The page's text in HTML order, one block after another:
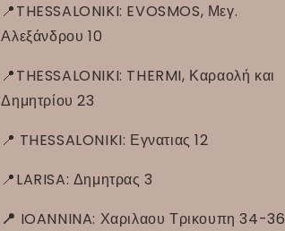
📍THESSALONIKI: EVOSMOS, Μεγ.
Αλεξάνδρου 10
📍THESSALONIKI: THERMI, Καραολή και
Δημητρίου 23
📍 THESSALONIKI: Εγνατιας 12
📍LARISA: Δημητρας 3
📍 IOANNINA: Χαριλαου Τρικουπη 34-36